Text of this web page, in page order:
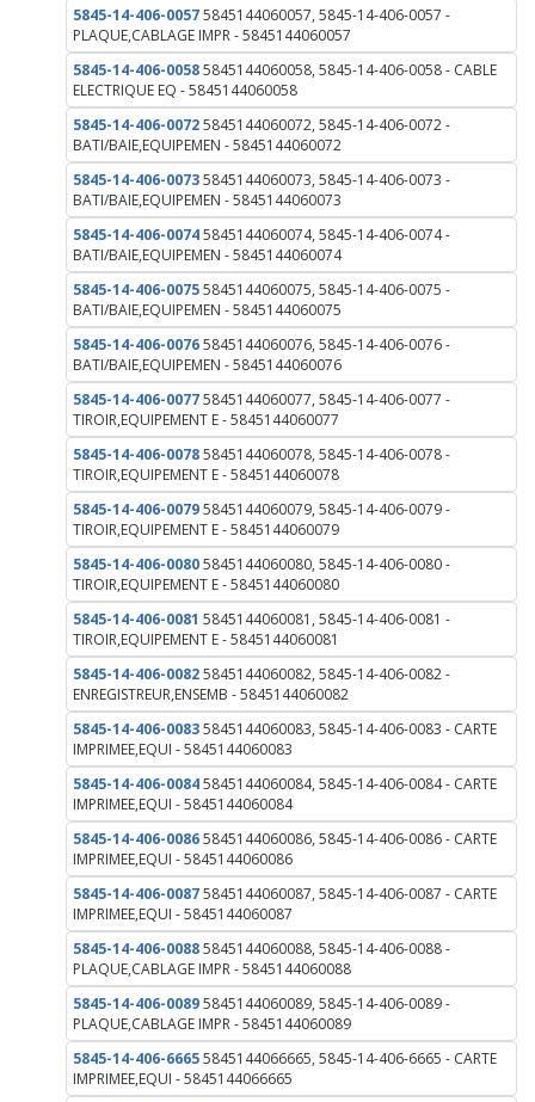
5845-14-406-00575845144060057, 5845-14-406-0057 -
PLAQUE,CABLAGE IMPR - 5845144060057
5845-14-406-00585845144060058, 5845-14-406-0058 - CABLE
ELECTRIQUE EQ - 5845144060058
5845-14-406-00725845144060072, 5845-14-406-0072 -
BATI/BAIE,EQUIPEMEN - 5845144060072
5845-14-406-00735845144060073, 5845-14-406-0073 -
BATI/BAIE,EQUIPEMEN - 5845144060073
5845-14-406-00745845144060074, 5845-14-406-0074 -
BATI/BAIE,EQUIPEMEN - 5845144060074
5845-14-406-00755845144060075, 5845-14-406-0075 -
BATI/BAIE,EQUIPEMEN - 5845144060075
5845-14-406-00765845144060076, 5845-14-406-0076 -
BATI/BAIE,EQUIPEMEN - 5845144060076
5845-14-406-00775845144060077, 5845-14-406-0077 -
TIROIR,EQUIPEMENT E - 5845144060077
5845-14-406-00785845144060078, 5845-14-406-0078 -
TIROIR,EQUIPEMENT E - 5845144060078
5845-14-406-00795845144060079, 5845-14-406-0079 -
TIROIR,EQUIPEMENT E - 5845144060079
5845-14-406-00805845144060080, 5845-14-406-0080 -
TIROIR,EQUIPEMENT E - 5845144060080
5845-14-406-0081 5845144060081, 5845-14-406-0081 -
TIROIR,EQUIPEMENT E - 5845144060081
5845-14-406-00825845144060082, 5845-14-406-0082 -
ENREGISTREUR,ENSEMB - 5845144060082
5845-14-406-00835845144060083, 5845-14-406-0083 - CARTE
IMPRIMEE,EQUI - 5845144060083
5845-14-406-00845845144060084, 5845-14-406-0084 - CARTE
IMPRIMEE,EQUI - 5845144060084
5845-14-406-00865845144060086, 5845-14-406-0086 - CARTE
IMPRIMEE,EQUI - 5845144060086
5845-14-406-00875845144060087, 5845-14-406-0087 - CARTE
IMPRIMEE,EQUI - 5845144060087
5845-14-406-00885845144060088, 5845-14-406-0088 -
PLAQUE,CABLAGE IMPR - 5845144060088
5845-14-406-00895845144060089, 5845-14-406-0089 -
PLAQUE,CABLAGE IMPR - 5845144060089
5845-14-406-66655845144066665, 5845-14-406-6665 - CARTE
IMPRIMEE,EQUI - 5845144066665